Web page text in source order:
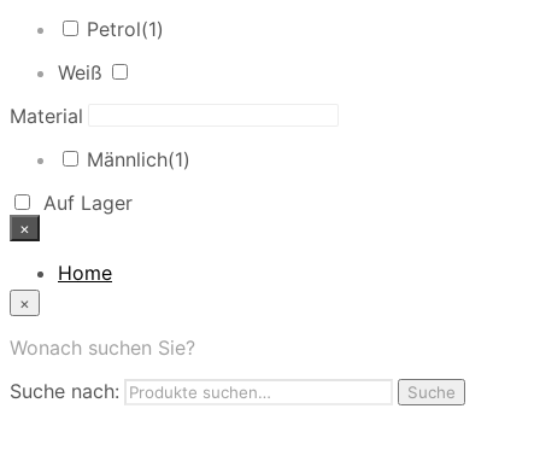
Petrol(1)
Weiß
Material
Männlich(1)
Auf Lager
×
Home
App
Nutzungbedingungen
×
Wonach suchen Sie?
Suche nach:
Suche